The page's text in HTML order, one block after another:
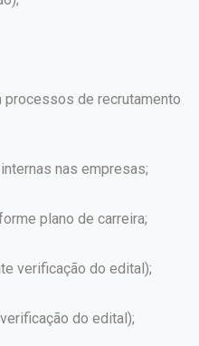
de recrutamento
nas empresas;
plano de carreira;
verificação do edital);
do edital);